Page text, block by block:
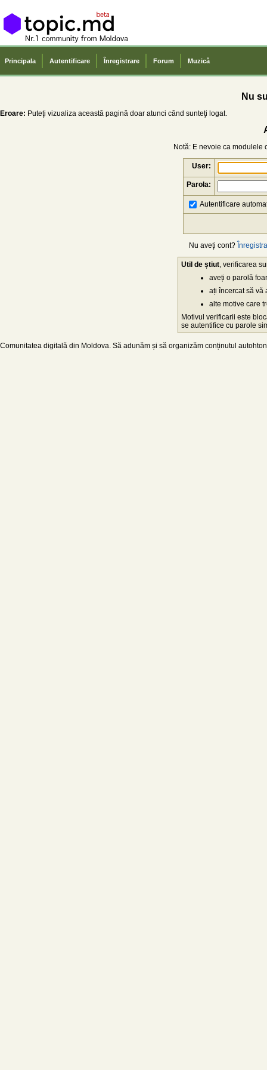
Principala Autentificare Înregistrare Forum Muzică
Nu
Eroare: Puteţi vizualiza această pagină doar atunci când sunteţi logat.
Notă: E nevoie ca modulele
User:
Parola:
Autentificare
Nu aveţi cont?
Util de știut , verificarea
aveți o parolă
ați încercat să vă
alte motive care
Motivul verificarii este
se autentifice cu parole
Comunitatea digitală din Moldova. Să adunăm și să organizăm conținutul